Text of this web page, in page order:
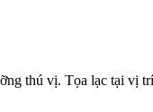
thú vị. Tọa lạc tại vị